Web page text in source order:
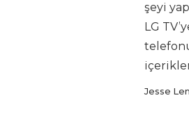
şeyi
LG
Jesse